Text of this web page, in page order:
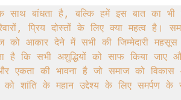
Yatra Urdu
TIGER HILL Heros of
साथ बांधता है, बल्कि हमें इस बात का भी
प्रिय दोस्तों के लिए क्या महत्व है।
को आकार देने में सभी की जिम्मेदारी
है कि सभी अशुद्धियों को साफ किया जाए
एकता की भावना है जो समाज को विकास
शांति के महान उद्देश्य के लिए समर्पण के